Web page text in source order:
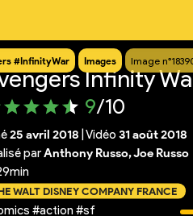
#InfinityWar Images Image
Infinity
9/10
25 avril 2018 Vidéo 31 août 2018
parAnthony Russo, Joe Russo
WALT DISNEY COMPANY FRANCE
#action #sf